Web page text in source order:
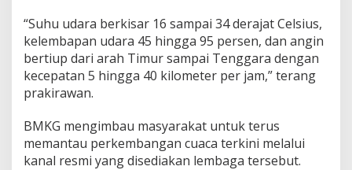
“Suhu udara berkisar 16 sampai 34 derajat Celsius,
kelembapan udara 45 hingga 95 persen, dan angin
bertiup dari arah Timur sampai Tenggara dengan
kecepatan 5 hingga 40 kilometer per jam,” terang
prakirawan.
BMKG mengimbau masyarakat untuk terus
memantau perkembangan cuaca terkini melalui
kanal resmi yang disediakan lembaga tersebut.